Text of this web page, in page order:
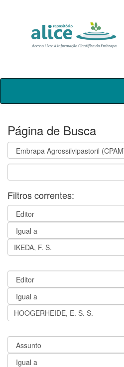
Skip
Página de Busca
Filtros correntes: